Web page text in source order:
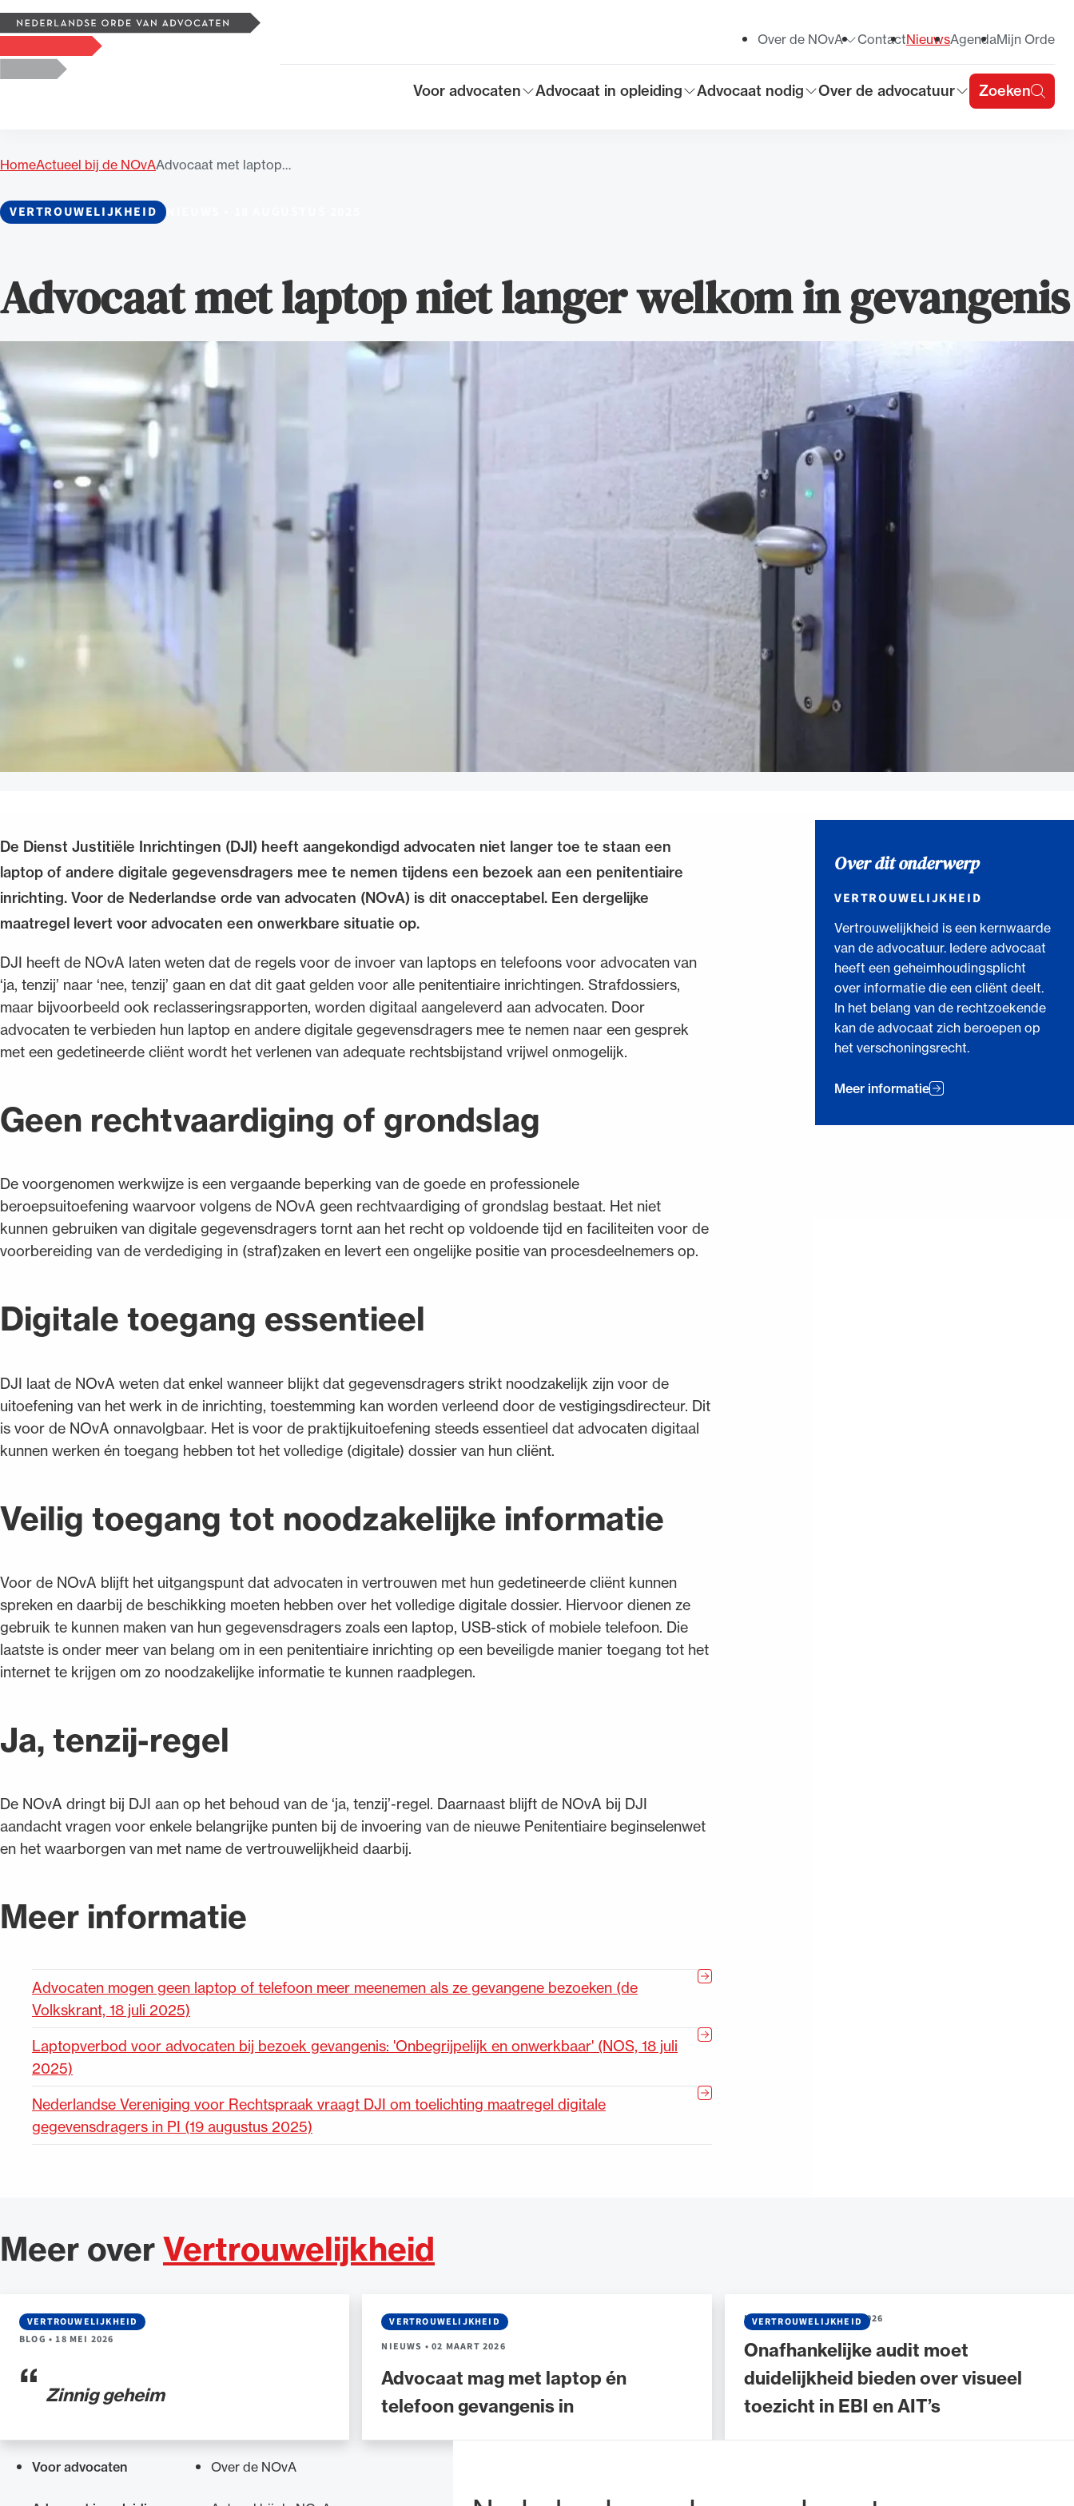
Logo, to the homepage
Toon submenu voor
Voor advocaten
Toon submenu voor
Advocaat in opleiding
Toon submenu voor
Advocaat nodig
Toon submenu voor
Over de advocatuur Zoeken
Toon submenu voor
Over de NOvA ContactNieuwsAgendaMijn Orde
HomeActueel bij de NOvAAdvocaat met laptop…
Advocaat met laptop niet langer welkom in gevangenis
VERTROUWELIJKHEID
De Dienst Justitiële Inrichtingen (DJI) heeft aangekondigd advocaten niet langer toe te staan een
laptop of andere digitale gegevensdragers mee te nemen tijdens een bezoek aan een penitentiaire
inrichting. Voor de Nederlandse orde van advocaten (NOvA) is dit onacceptabel. Een dergelijke
maatregel levert voor advocaten een onwerkbare situatie op.
DJI heeft de NOvA laten weten dat de regels voor de invoer van laptops en telefoons voor advocaten van
‘ja, tenzij’ naar ‘nee, tenzij’ gaan en dat dit gaat gelden voor alle penitentiaire inrichtingen. Strafdossiers,
maar bijvoorbeeld ook reclasseringsrapporten, worden digitaal aangeleverd aan advocaten. Door
advocaten te verbieden hun laptop en andere digitale gegevensdragers mee te nemen naar een gesprek
met een gedetineerde cliënt wordt het verlenen van adequate rechtsbijstand vrijwel onmogelijk.
Geen rechtvaardiging of grondslag
De voorgenomen werkwijze is een vergaande beperking van de goede en professionele
beroepsuitoefening waarvoor volgens de NOvA geen rechtvaardiging of grondslag bestaat. Het niet
kunnen gebruiken van digitale gegevensdragers tornt aan het recht op voldoende tijd en faciliteiten voor de
voorbereiding van de verdediging in (straf)zaken en levert een ongelijke positie van procesdeelnemers op.
Digitale toegang essentieel
DJI laat de NOvA weten dat enkel wanneer blijkt dat gegevensdragers strikt noodzakelijk zijn voor de
uitoefening van het werk in de inrichting, toestemming kan worden verleend door de vestigingsdirecteur. Dit
is voor de NOvA onnavolgbaar. Het is voor de praktijkuitoefening steeds essentieel dat advocaten digitaal
kunnen werken én toegang hebben tot het volledige (digitale) dossier van hun cliënt.
Veilig toegang tot noodzakelijke informatie
Voor de NOvA blijft het uitgangspunt dat advocaten in vertrouwen met hun gedetineerde cliënt kunnen
spreken en daarbij de beschikking moeten hebben over het volledige digitale dossier. Hiervoor dienen ze
gebruik te kunnen maken van hun gegevensdragers zoals een laptop, USB-stick of mobiele telefoon. Die
laatste is onder meer van belang om in een penitentiaire inrichting op een beveiligde manier toegang tot het
internet te krijgen om zo noodzakelijke informatie te kunnen raadplegen.
Ja, tenzij-regel
De NOvA dringt bij DJI aan op het behoud van de ‘ja, tenzij’-regel. Daarnaast blijft de NOvA bij DJI
aandacht vragen voor enkele belangrijke punten bij de invoering van de nieuwe Penitentiaire beginselenwet
en het waarborgen van met name de vertrouwelijkheid daarbij.
Meer informatie
Advocaten mogen geen laptop of telefoon meer meenemen als ze gevangene bezoeken (de
Volkskrant, 18 juli 2025)
Laptopverbod voor advocaten bij bezoek gevangenis: 'Onbegrijpelijk en onwerkbaar' (NOS, 18 juli
2025)
Nederlandse Vereniging voor Rechtspraak vraagt DJI om toelichting maatregel digitale
gegevensdragers in PI (19 augustus 2025)
Over dit onderwerp
VERTROUWELIJKHEID
Vertrouwelijkheid is een kernwaarde
van de advocatuur. Iedere advocaat
heeft een geheimhoudingsplicht
over informatie die een cliënt deelt.
In het belang van de rechtzoekende
kan de advocaat zich beroepen op
het verschoningsrecht.
Meer informatie
Meer overVertrouwelijkheid
Zinnig geheim
VERTROUWELIJKHEID
BLOG • 18 MEI 2026
Advocaat mag met laptop én
telefoon gevangenis in
VERTROUWELIJKHEID
NIEUWS • 02 MAART 2026
Onafhankelijke audit moet
duidelijkheid bieden over visueel
toezicht in EBI en AIT’s
VERTROUWELIJKHEID
NIEUWS• 04 FEBRUARI 2026
Snel navigeren naar
Voor advocaten Over de NOvA
Zoeken
Uitgelicht
Alle wet- en regelgeving voor de advocatuur. Van de
Advocatenwet tot de Verordening op de advocatuur
(Voda) en de Regeling op de advocatuur (Roda).
Ondersteuning voor advocaten bij hun
beroepsuitoefening: van de advocatenpas tot het
rechtsgebiedenregister en geheimhoudernummers.